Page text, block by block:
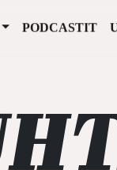
PODCASTIT